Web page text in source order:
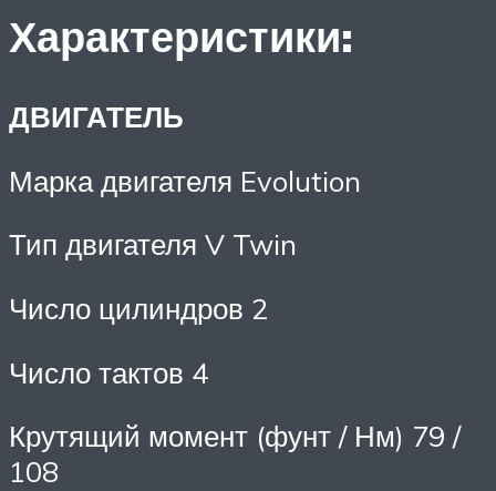
Характеристики:
ДВИГАТЕЛЬ
Марка двигателя Evolution
Тип двигателя V Twin
Число цилиндров 2
Число тактов 4
Крутящий момент (фунт / Нм) 79 /
108